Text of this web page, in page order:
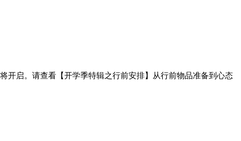
开启。请查看【开学季特辑之行前安排】从行前物品准备到心态